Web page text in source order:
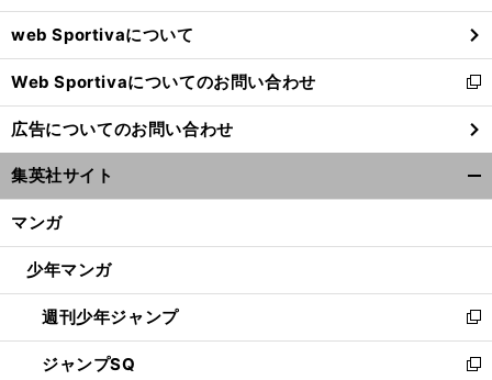
ウ
で
開
く
web Sportivaについて
Web Sportivaについてのお問い合わせ
新
し
い
ウ
ィ
ン
ウ
開
く
広告についてのお問い合わせ
集英社サイト
マンガ
少年マンガ
週刊少年ジャンプ
新
し
い
ジャンプSQ
新